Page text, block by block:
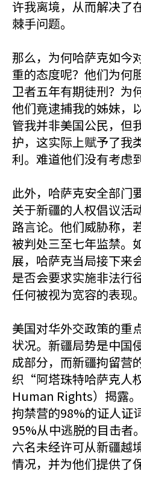
许我离境，从而解决了
棘手问题。
那么，为何哈萨克如今
重的态度呢？他们为何
卫者五年有期徒刑？为
他们竟逮捕我的姊妹，
管我并非美国公民，但
护，这实际上赋予了我
利。难道他们没有考虑
此外，哈萨克安全部门
关于新疆的人权倡议活
路言论。他们威胁称，
被判处三至七年监禁。
展，哈萨克当局接下来
是否会要求实施非法行
任何被视为宽容的表现。
美国对华外交政策的重
状况。新疆局势是中国
成部分，而新疆拘留营
织“阿塔珠特哈萨克人
Human Rights）揭露
拘禁营的98%的证人证
95%从中逃脱的目击者
六名未经许可从新疆越
情况，并为他们提供了